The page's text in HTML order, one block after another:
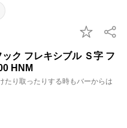
ク フレキシブル Ｓ字 フ
HNM
たり取ったりする時もバーからは